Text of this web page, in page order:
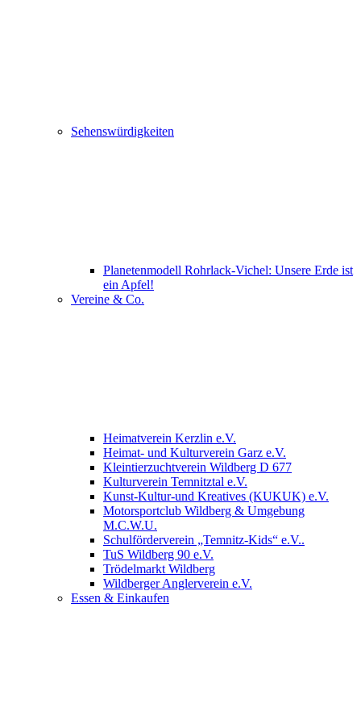
Sehenswürdigkeiten
Planetenmodell Rohrlack-Vichel: Unsere Erde ist
ein Apfel!
Vereine & Co.
Heimatverein Kerzlin e.V.
Heimat- und Kulturverein Garz e.V.
Kleintierzuchtverein Wildberg D 677
Kulturverein Temnitztal e.V.
Kunst-Kultur-und Kreatives (KUKUK) e.V.
Motorsportclub Wildberg & Umgebung
M.C.W.U.
Schulförderverein „Temnitz-Kids“ e.V..
TuS Wildberg 90 e.V.
Trödelmarkt Wildberg
Wildberger Anglerverein e.V.
Essen & Einkaufen